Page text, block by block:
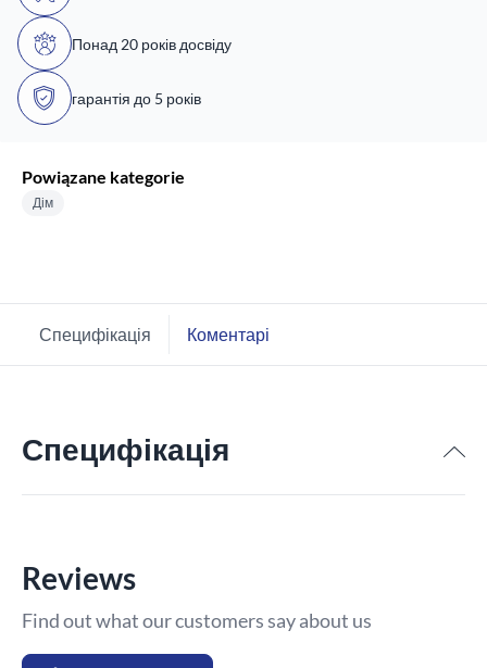
Понад 20 років досвіду
гарантія до 5 років
Powiązane kategorie
Дім
Специфікація Коментарі
Специфікація
Reviews
Find out what our customers say about us